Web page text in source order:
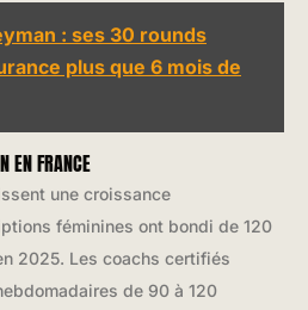
: ses 30 rounds
plus que 6 mois de
EN FRANCE
une croissance
féminines ont bondi de 120
2025. Les coachs certifiés
de 90 à 120